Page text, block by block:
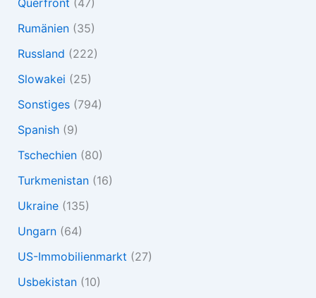
Querfront (47)
Rumänien(35)
Russland (222)
Slowakei (25)
Sonstiges(794)
Spanish(9)
Tschechien(80)
Turkmenistan(16)
Ukraine(135)
Ungarn(64)
US-Immobilienmarkt (27)
Usbekistan(10)